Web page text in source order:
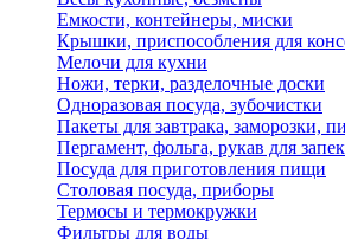
Емкости, контейнеры, миски
Крышки, приспособления для
Мелочи для кухни
Ножи, терки, разделочные доски
Одноразовая посуда, зубочистки
Пакеты для завтрака, заморозки,
Пергамент, фольга, рукав для
Посуда для приготовления пищи
Столовая посуда, приборы
Термосы и термокружки
Фильтры для воды